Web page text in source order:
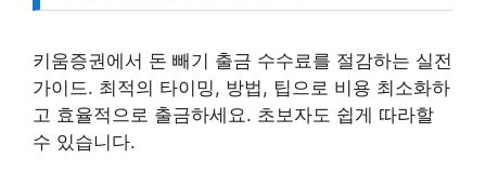
키움증권에서 돈 빼기 출금 수수료를 절감하는 실전
가이드. 최적의 타이밍, 방법, 팁으로 비용 최소화하
고 효율적으로 출금하세요. 초보자도 쉽게 따라할
수 있습니다.